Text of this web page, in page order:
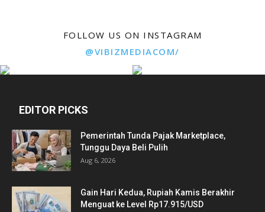
FOLLOW US ON INSTAGRAM
@VIBIZMEDIACOM/
EDITOR PICKS
Pemerintah Tunda Pajak Marketplace,
Tunggu Daya Beli Pulih
Aug 6, 2026
Gain Hari Kedua, Rupiah Kamis Berakhir
Menguat ke Level Rp17.915/USD